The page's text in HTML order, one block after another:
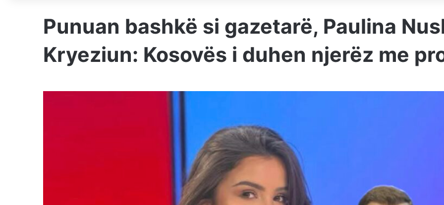
Punuan bashkë si gazetarë, Paulina
Kryeziun: Kosovës i duhen njerëz me